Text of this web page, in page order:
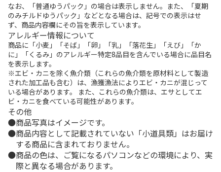
なお、「普通ゆうパック」の場合は表示しません。また、「夏期
のみチルドゆうパック」などとなる場合は、記号での表示はせ
ず、商品内容欄にその旨を表示しています。
アレルギー情報について
商品に「小麦」「そば」「卵」「乳」「落花生」「えび」「か
に」「くるみ」のアレルギー特定8品目を含んでいる場合に品目名
を表示します。
※エビ・カニを除く魚介類（これらの魚介類を原材料として製造
された加工品も含む）は、漁獲漁法によりエビ・カニが混じって
いる場合があります。 また、これらの魚介類は、エサとしてエ
ビ・カニを食べている可能性があります。
その他
商品写真はイメージです。
商品内容として記載されていない「小道具類」はお届け
する商品に含まれておりません。
商品の色は、ご覧になるパソコンなどの環境により、実
際と異なる場合があります。